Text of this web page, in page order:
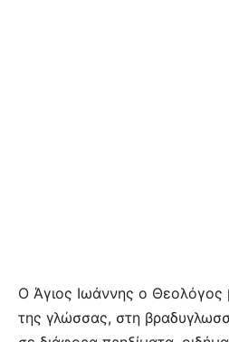
Ο Άγιος Ιωάννης ο Θεολόγος
της γλώσσας, στη